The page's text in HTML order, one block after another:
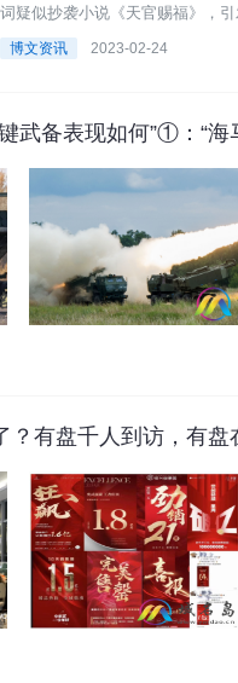
词疑似抄袭小说《天官赐福》，
今日内将完成修改替 ...
博文资讯 2023-02-24
武备表现如何”①：“海
？有盘千人到访，有盘